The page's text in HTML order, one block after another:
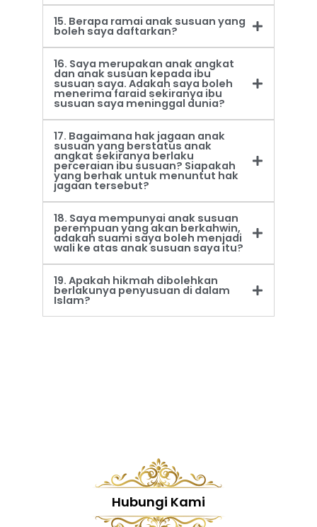
15. Berapa ramai anak susuan yang
boleh saya daftarkan?
16. Saya merupakan anak angkat
dan anak susuan kepada ibu
susuan saya. Adakah saya boleh
menerima faraid sekiranya ibu
susuan saya meninggal dunia?
17. Bagaimana hak jagaan anak
susuan yang berstatus anak
angkat sekiranya berlaku
perceraian ibu susuan? Siapakah
yang berhak untuk menuntut hak
jagaan tersebut?
18. Saya mempunyai anak susuan
perempuan yang akan berkahwin,
adakah suami saya boleh menjadi
wali ke atas anak susuan saya itu?
19. Apakah hikmah dibolehkan
berlakunya penyusuan di dalam
Islam?
Hubungi Kami